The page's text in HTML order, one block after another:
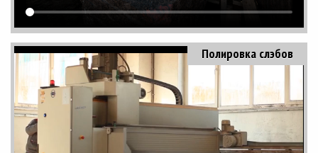
Полировка слэбов